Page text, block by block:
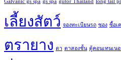
Galvanic gs spa gs spa gutor Thailand long tail
เลี้ยงสัตว์ จองทะเบียนรถ ซอง ซื้อเ
ตรายาง ตา ตาสองชั้น ตู้คอนเทนเน